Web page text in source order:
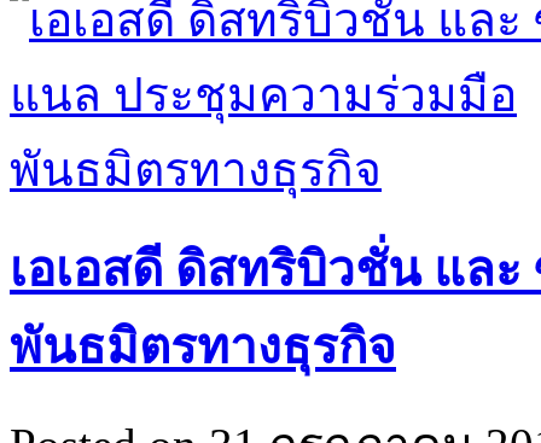
เอเอสดี ดิสทริบิวชั่น แล
พันธมิตรทางธุรกิจ